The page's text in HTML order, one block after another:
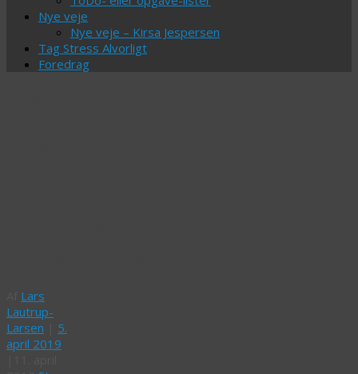
Nye veje
Nye veje – Kirsa Jespersen
Tag Stress Alvorligt
Foredrag
Lars
Lautrup-
Larsen
5.
april 2019